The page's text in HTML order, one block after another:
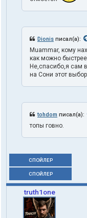
Dionis писал(а):
Muammar, кому
как можно
Не,спасибо,я сам
на Сони этот
tohdom писал(а):
топы говно.
СПОЙЛЕР
СПОЙЛЕР
truth1one